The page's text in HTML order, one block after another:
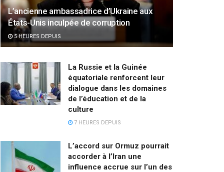
L’ancienne ambassadrice d’Ukraine aux
États-Unis inculpée de corruption
5 HEURES DEPUIS
La Russie et la Guinée
équatoriale renforcent leur
dialogue dans les domaines
de l’éducation et de la
culture
7 HEURES DEPUIS
L’accord sur Ormuz pourrait
accorder à l’Iran une
influence accrue sur l’un des